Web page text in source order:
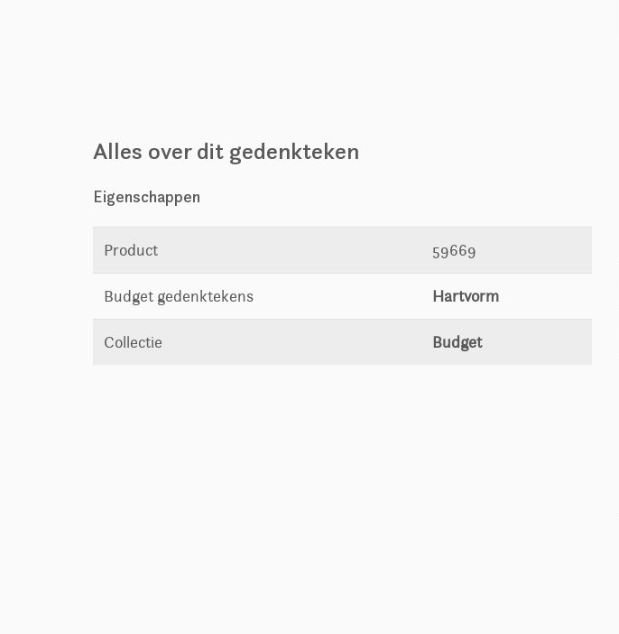
Alles over dit gedenkteken
Eigenschappen
Product 59669
Budget gedenktekens Hartvorm
Collectie Budget